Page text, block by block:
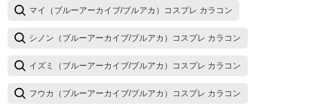
マイ（ブルーアーカイブ/ブルアカ）コスプレ カラコン
シノン（ブルーアーカイブ/ブルアカ）コスプレ カラコン
イズミ（ブルーアーカイブ/ブルアカ）コスプレ カラコン
フウカ（ブルーアーカイブ/ブルアカ）コスプレ カラコン